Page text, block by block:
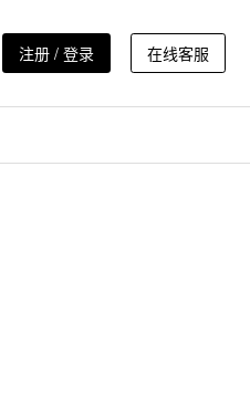
注册 / 登录 在线客服